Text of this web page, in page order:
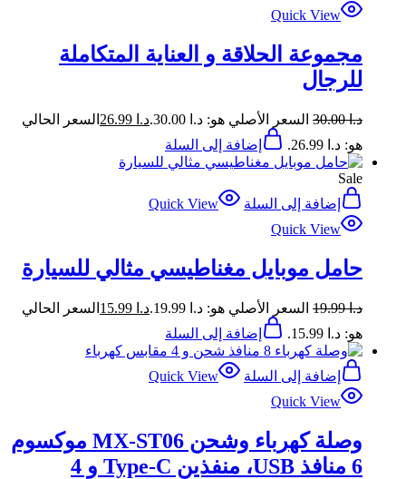
Quick View
مجموعة الحلاقة و العناية المتكاملة
للرجال
د.ا30.00 السعر الأصلي هو: د.ا 30.00. د.ا
السعر الحالي
هو: د.ا 26.99.
إضافة إلى السلة
Sale
إضافة إلى السلة
Quick View
Quick View
حامل موبايل مغناطيسي مثالي للسيارة
د.ا19.99 السعر الأصلي هو: د.ا 19.99. د.ا
السعر الحالي
هو: د.ا 15.99.
إضافة إلى السلة
إضافة إلى السلة
Quick View
Quick View
وصلة كهرباء وشحن MX-ST06 موكسوم
6 منافذ USB، منفذين Type-C و 4